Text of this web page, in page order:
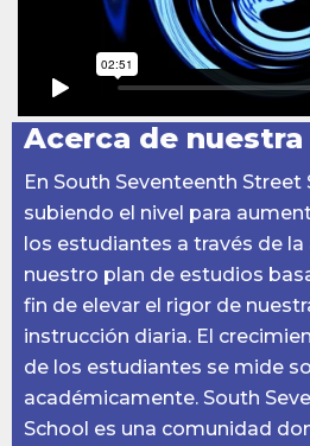
Acerca de nuestra
En South Seventeenth Street
subiendo el nivel para
los estudiantes a través de
nuestro plan de estudios
fin de elevar el rigor de
instrucción diaria. El
de los estudiantes se mide
académicamente. South
School es una comunidad